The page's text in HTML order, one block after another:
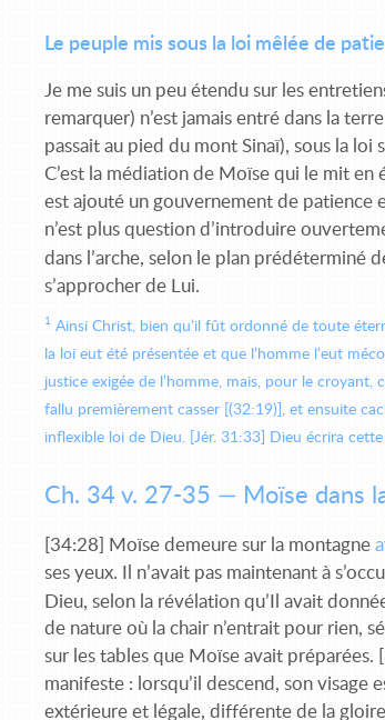
Le peuple mis sous la loi mêlée de
Je me suis un peu étendu sur les
remarquer) n’est jamais entré dans la
passait au pied du mont Sinaï), sous la loi
C’est la médiation de Moïse qui le mit en
est ajouté un gouvernement de patience
n’est plus question d’introduire
dans l’arche, selon le plan prédéterminé
s’approcher de Lui.
1 Ainsi Christ, bien qu’il fût ordonné de toute
la loi eut été présentée et que l’homme l’eut
justice exigée de l’homme, mais, pour le
fallu premièrement casser [(32:19)], et ensuite
inflexible loi de Dieu. [Jér. 31:33] Dieu écrira
Ch. 34 v. 27-35 — Moïse dans
[34:28] Moïse demeure sur la montagne
ses yeux. Il n’avait pas maintenant à
Dieu, selon la révélation qu’Il avait
de nature où la chair n’entrait pour rien,
sur les tables que Moïse avait
manifeste : lorsqu’il descend, son visage
extérieure et légale, différente de la